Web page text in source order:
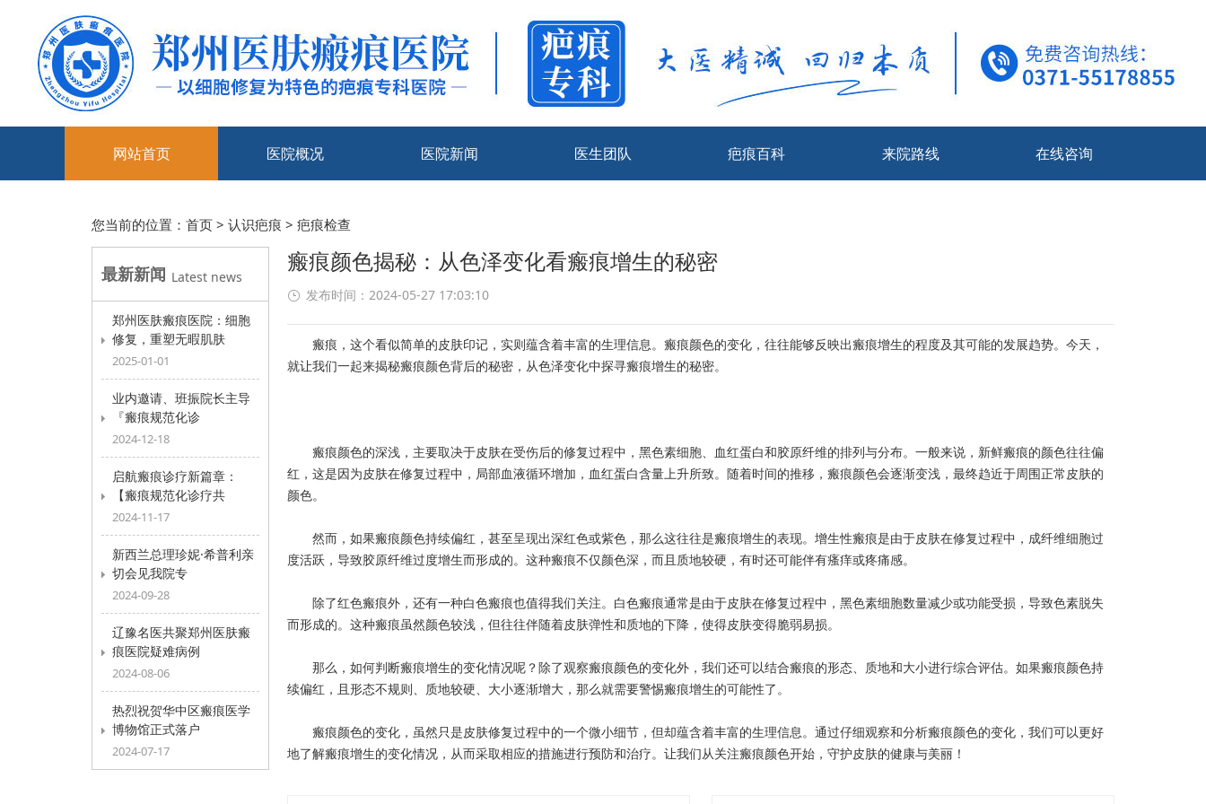
网站首页 医院概况 医院新闻 医生团队 疤痕百科 来院路线 在线咨询
您当前的位置： 首页 > 认识疤痕 > 疤痕检查
最新新闻 Latest news
郑州医肤瘢痕医院：细胞
修复，重塑无暇肌肤
2025-01-01
业内邀请、班振院长主导
『瘢痕规范化诊
2024-12-18
启航瘢痕诊疗新篇章：
【瘢痕规范化诊疗共
2024-11-17
新西兰总理珍妮·希普利亲
切会见我院专
2024-09-28
辽豫名医共聚郑州医肤瘢
痕医院疑难病例
2024-08-06
热烈祝贺华中区瘢痕医学
博物馆正式落户
2024-07-17
瘢痕颜色揭秘：从色泽变化看瘢痕增生的秘密
发布时间：2024-05-27 17:03:10
瘢痕，这个看似简单的皮肤印记，实则蕴含着丰富的生理信息。瘢痕颜色的变化，往往能够反映出瘢痕增生的程度及其可能的发展趋势。今天，
就让我们一起来揭秘瘢痕颜色背后的秘密，从色泽变化中探寻瘢痕增生的秘密。
瘢痕颜色的深浅，主要取决于皮肤在受伤后的修复过程中，黑色素细胞、血红蛋白和胶原纤维的排列与分布。一般来说，新鲜瘢痕的颜色往往偏
红，这是因为皮肤在修复过程中，局部血液循环增加，血红蛋白含量上升所致。随着时间的推移，瘢痕颜色会逐渐变浅，最终趋近于周围正常皮肤的
颜色。
然而，如果瘢痕颜色持续偏红，甚至呈现出深红色或紫色，那么这往往是瘢痕增生的表现。增生性瘢痕是由于皮肤在修复过程中，成纤维细胞过
度活跃，导致胶原纤维过度增生而形成的。这种瘢痕不仅颜色深，而且质地较硬，有时还可能伴有瘙痒或疼痛感。
除了红色瘢痕外，还有一种白色瘢痕也值得我们关注。白色瘢痕通常是由于皮肤在修复过程中，黑色素细胞数量减少或功能受损，导致色素脱失
而形成的。这种瘢痕虽然颜色较浅，但往往伴随着皮肤弹性和质地的下降，使得皮肤变得脆弱易损。
那么，如何判断瘢痕增生的变化情况呢？除了观察瘢痕颜色的变化外，我们还可以结合瘢痕的形态、质地和大小进行综合评估。如果瘢痕颜色持
续偏红，且形态不规则、质地较硬、大小逐渐增大，那么就需要警惕瘢痕增生的可能性了。
瘢痕颜色的变化，虽然只是皮肤修复过程中的一个微小细节，但却蕴含着丰富的生理信息。通过仔细观察和分析瘢痕颜色的变化，我们可以更好
地了解瘢痕增生的变化情况，从而采取相应的措施进行预防和治疗。让我们从关注瘢痕颜色开始，守护皮肤的健康与美丽！